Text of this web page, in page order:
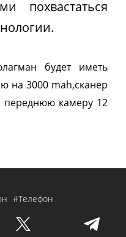
похвастаться
будет иметь
на 3000 mah,сканер
переднюю камеру 12
#Телефон